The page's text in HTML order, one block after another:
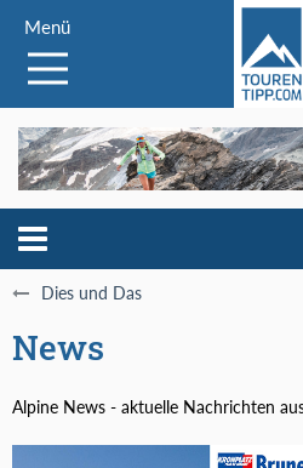
Menü
Dies und Das
News
Alpine News - aktuelle Nachrichten